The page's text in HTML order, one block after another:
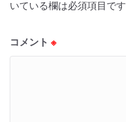
いている欄は必須項目です
コメント ※